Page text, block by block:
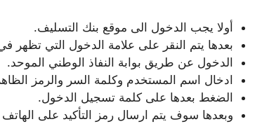
أولا يجب الدخول الى موقع بنك التسليف.
بعدها يتم النقر على علامة الدخول التي تظهر
الدخول عن طريق بوابة النفاذ الوطني الموحد.
ادخال اسم المستخدم وكلمة السر والرمز
الضغط بعدها على كلمة تسجيل الدخول.
وبعدها سوف يتم ارسال رمز التأكيد على